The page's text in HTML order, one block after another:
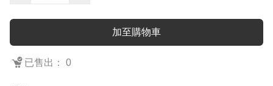
加至購物車
已售出： 0